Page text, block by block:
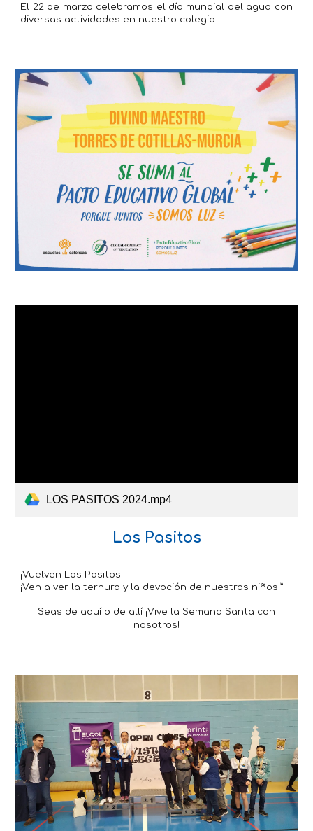
El 22 de marzo celebramos el día mundial del agua con
diversas actividades en nuestro colegio.
LOS PASITOS 2024.mp4
Los Pasitos
¡Vuelven Los Pasitos!
¡Ven a ver la ternura y la devoción de nuestros niños!”
Seas de aquí o de allí ¡Vive la Semana Santa con
nosotros!